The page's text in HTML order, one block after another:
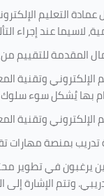
التعليم
لاسيما عند إجراء
المقدمة للتقييم
الإلكتروني وتقنية
بها يُشكل سوء
الإلكتروني وتقنية
بمنصة مهارات
يرغبون في تطوير
وتتم الإشارة